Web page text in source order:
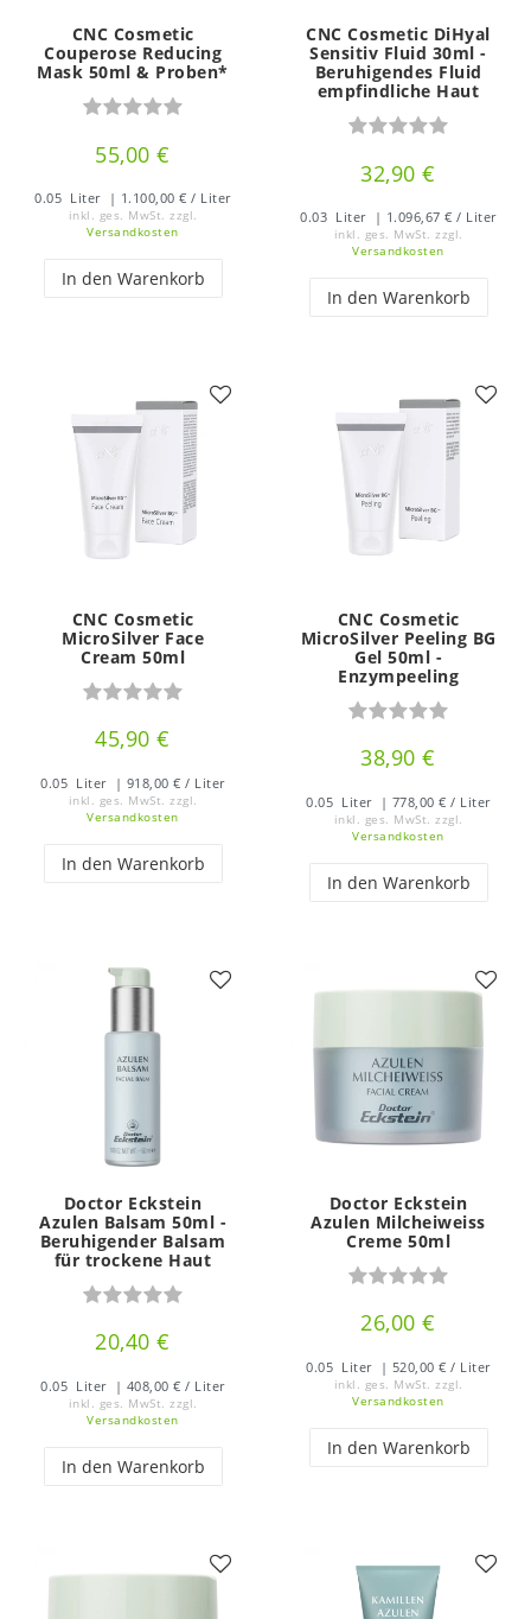
CNC Cosmetic
Couperose Reducing
Mask 50ml & Proben*
55,00 €
0.05 Liter | 1.100,00 € / Liter
inkl. ges. MwSt. zzgl.
Versandkosten
In den Warenkorb
CNC Cosmetic DiHyal
Sensitiv Fluid 30ml -
Beruhigendes Fluid
empfindliche Haut
32,90 €
0.03 Liter | 1.096,67 € / Liter
inkl. ges. MwSt. zzgl.
Versandkosten
In den Warenkorb
CNC Cosmetic
MicroSilver Face
Cream 50ml
45,90 €
0.05 Liter | 918,00 € / Liter
inkl. ges. MwSt.
zzgl.
Versandkosten
In den Warenkorb
CNC Cosmetic
MicroSilver Peeling BG
Gel 50ml -
Enzympeeling
38,90 €
0.05 Liter | 778,00 € / Liter
inkl. ges. MwSt.
zzgl.
Versandkosten
In den Warenkorb
Doctor Eckstein
Azulen Balsam 50ml -
Beruhigender Balsam
für trockene Haut
20,40 €
0.05 Liter | 408,00 € / Liter
inkl. ges. MwSt. zzgl.
Versandkosten
In den Warenkorb
Doctor Eckstein
Azulen Milcheiweiss
Creme 50ml
26,00 €
0.05 Liter | 520,00 € / Liter
inkl. ges. MwSt. zzgl.
Versandkosten
In den Warenkorb